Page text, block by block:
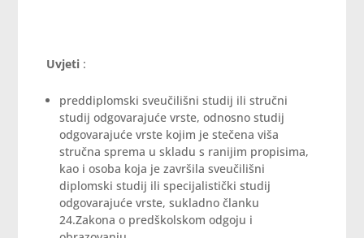
Uvjeti :
preddiplomski sveučilišni studij ili stručni
studij odgovarajuće vrste, odnosno studij
odgovarajuće vrste kojim je stečena viša
stručna sprema u skladu s ranijim propisima,
kao i osoba koja je završila sveučilišni
diplomski studij ili specijalistički studij
odgovarajuće vrste, sukladno članku
24.Zakona o predškolskom odgoju i